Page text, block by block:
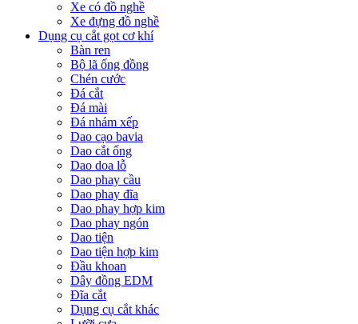
Xe có đồ nghề
Xe đựng đồ nghề
Dụng cụ cắt gọt cơ khí
Bàn ren
Bộ lã ống đồng
Chén cước
Đá cắt
Đá mài
Đá nhám xếp
Dao cạo bavia
Dao cắt ống
Dao doa lỗ
Dao phay cầu
Dao phay đĩa
Dao phay hợp kim
Dao phay ngón
Dao tiện
Dao tiện hợp kim
Đầu khoan
Dây đồng EDM
Đĩa cắt
Dụng cụ cắt khác